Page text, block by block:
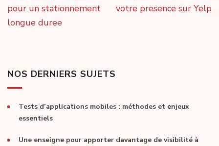
pour un stationnement
longue duree
votre presence sur Yelp
NOS DERNIERS SUJETS
Tests d’applications mobiles : méthodes et enjeux
essentiels
Une enseigne pour apporter davantage de visibilité à